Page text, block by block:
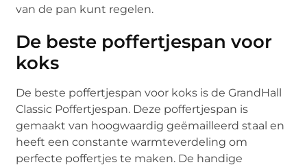
van de pan kunt regelen.
De beste poffertjespan voor
koks
De beste poffertjespan voor koks is de GrandHall
Classic Poffertjespan. Deze poffertjespan is
gemaakt van hoogwaardig geëmailleerd staal en
heeft een constante warmteverdeling om
perfecte poffertjes te maken. De handige